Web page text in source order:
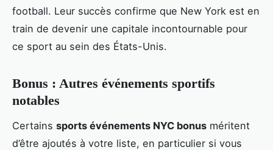
football. Leur succès confirme que New York est en
train de devenir une capitale incontournable pour
ce sport au sein des États-Unis.
Bonus : Autres événements sportifs
notables
Certains sports événements NYC bonus méritent
d’être ajoutés à votre liste, en particulier si vous